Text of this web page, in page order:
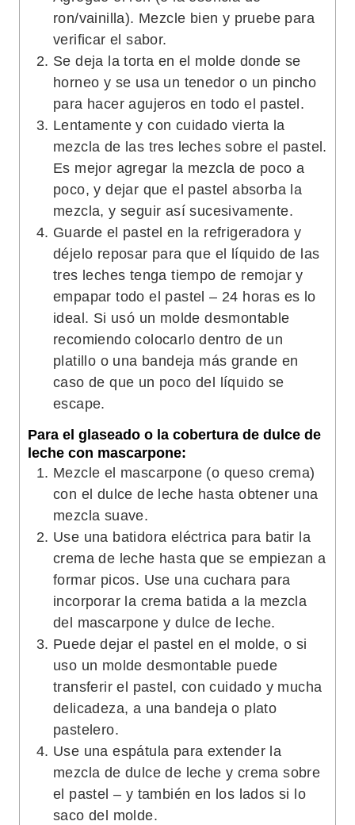
ron/vainilla). Mezcle bien y pruebe para
verificar el sabor.
Se deja la torta en el molde donde se
horneo y se usa un tenedor o un pincho
para hacer agujeros en todo el pastel.
Lentamente y con cuidado vierta la
mezcla de las tres leches sobre el pastel.
Es mejor agregar la mezcla de poco a
poco, y dejar que el pastel absorba la
mezcla, y seguir así sucesivamente.
Guarde el pastel en la refrigeradora y
déjelo reposar para que el líquido de las
tres leches tenga tiempo de remojar y
empapar todo el pastel – 24 horas es lo
ideal. Si usó un molde desmontable
recomiendo colocarlo dentro de un
platillo o una bandeja más grande en
caso de que un poco del líquido se
escape.
Para el glaseado o la cobertura de dulce de
leche con mascarpone:
Mezcle el mascarpone (o queso crema)
con el dulce de leche hasta obtener una
mezcla suave.
Use una batidora eléctrica para batir la
crema de leche hasta que se empiezan a
formar picos. Use una cuchara para
incorporar la crema batida a la mezcla
del mascarpone y dulce de leche.
Puede dejar el pastel en el molde, o si
uso un molde desmontable puede
transferir el pastel, con cuidado y mucha
delicadeza, a una bandeja o plato
pastelero.
Use una espátula para extender la
mezcla de dulce de leche y crema sobre
el pastel – y también en los lados si lo
saco del molde.